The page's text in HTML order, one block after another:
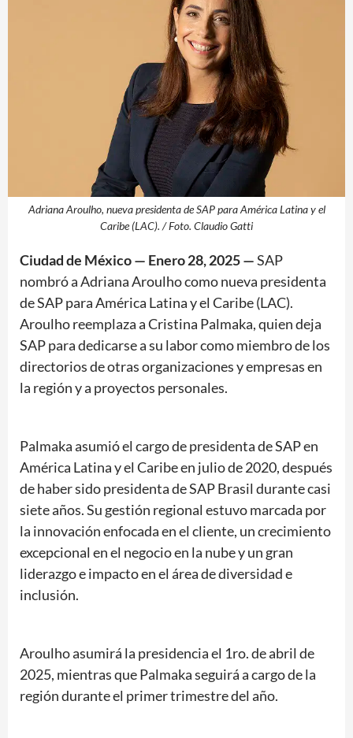
Adriana Aroulho, nueva presidenta de SAP para América Latina y el
Caribe (LAC). / Foto. Claudio Gatti
Ciudad de México — Enero 28, 2025 —SAP
nombró a Adriana Aroulho como nueva presidenta
de SAP para América Latina y el Caribe (LAC).
Aroulho reemplaza a Cristina Palmaka, quien deja
SAP para dedicarse a su labor como miembro de los
directorios de otras organizaciones y empresas en
la región y a proyectos personales.
Palmaka asumió el cargo de presidenta de SAP en
América Latina y el Caribe en julio de 2020, después
de haber sido presidenta de SAP Brasil durante casi
siete años. Su gestión regional estuvo marcada por
la innovación enfocada en el cliente, un crecimiento
excepcional en el negocio en la nube y un gran
liderazgo e impacto en el área de diversidad e
inclusión.
Aroulho asumirá la presidencia el 1ro. de abril de
2025, mientras que Palmaka seguirá a cargo de la
región durante el primer trimestre del año.